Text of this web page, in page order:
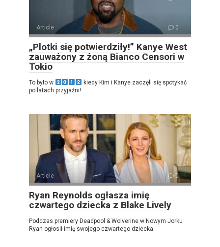
Article 0
„Plotki się potwierdziły!” Kanye West
zauważony z żoną Bianco Censori w
Tokio
To było w
kiedy Kim i Kanye zaczęli się spotykać
po latach przyjaźni!
Article 0
Ryan Reynolds ogłasza imię
czwartego dziecka z Blake Lively
Podczas premiery Deadpool & Wolverine w Nowym Jorku
Ryan ogłosił imię swojego czwartego dziecka